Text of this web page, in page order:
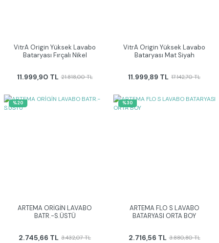
VitrA Origin Yüksek Lavabo
Bataryası Fırçalı Nikel
11.999,90 TL 21.818,00 TL
VitrA Origin Yüksek Lavabo
Bataryası Mat Siyah
11.999,89 TL 17.142,70 TL
%20
ARTEMA ORİGİN LAVABO
BATR.-S.ÜSTÜ
2.745,66 TL 3.432,07 TL
%30
ARTEMA FLO S LAVABO
BATARYASI ORTA BOY
2.716,56 TL 3.880,80 TL